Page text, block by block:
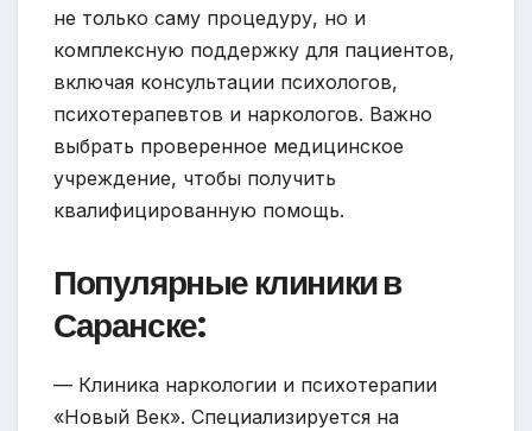
не только саму процедуру, но и
комплексную поддержку для пациентов,
включая консультации психологов,
психотерапевтов и наркологов. Важно
выбрать проверенное медицинское
учреждение, чтобы получить
квалифицированную помощь.
Популярные клиники в
Саранске:
— Клиника наркологии и психотерапии
«Новый Век». Специализируется на